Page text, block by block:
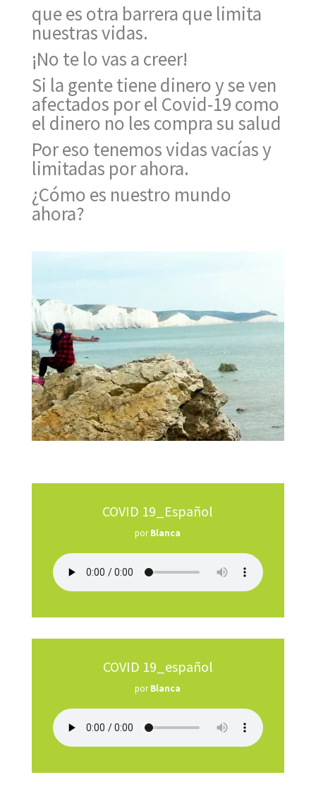
que es otra barrera que limita
nuestras vidas.
¡No te lo vas a creer!
Si la gente tiene dinero y se ven
afectados por el Covid-19 como
el dinero no les compra su salud
Por eso tenemos vidas vacías y
limitadas por ahora.
¿Cómo es nuestro mundo
ahora?
COVID 19_Español
porBlanca
COVID 19_español
porBlanca